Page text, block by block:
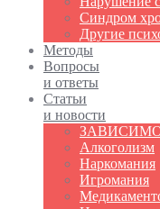
Синдром
Другие
Методы
Вопросы
и ответы
Статьи
и новости
Алкоголизм
Наркомания
Игромания